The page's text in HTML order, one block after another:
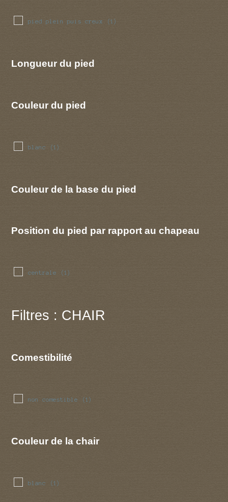
pied plein puis creux (1)
Longueur du pied
Couleur du pied
blanc (1)
Couleur de la base du pied
Position du pied par rapport au chapeau
centrale (1)
Filtres : CHAIR
Comestibilité
non comestible (1)
Couleur de la chair
blanc (1)